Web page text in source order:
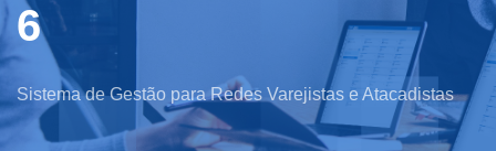
6
Sistema de Gestão para Redes Varejistas e Atacadistas